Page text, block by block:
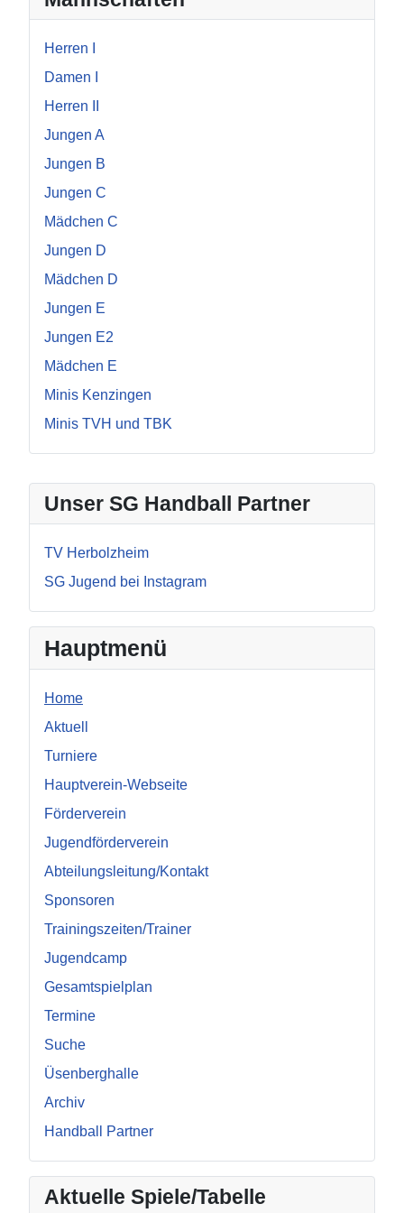
Unser SG Handball Partner
TV Herbolzheim
SG Jugend bei Instagram
Hauptmenü
Home
Aktuell
Turniere
Hauptverein-Webseite
Förderverein
Jugendförderverein
Abteilungsleitung/Kontakt
Sponsoren
Trainingszeiten/Trainer
Jugendcamp
Gesamtspielplan
Termine
Suche
Üsenberghalle
Archiv
Handball Partner
Aktuelle Spiele/Tabelle
Herren I
Damen I
Herren II
Jungen A
Jungen B
Jungen C
Mädchen C
Jungen D
Mädchen D
Jungen E
Jungen E2
Mädchen E
Minis Kenzingen
Minis TVH und TBK